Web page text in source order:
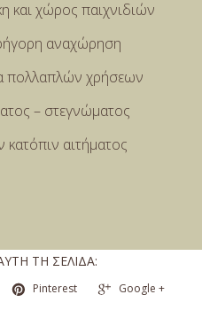
και χώρος παιχνιδιών
αναχώρηση
πολλαπλών χρήσεων
– στεγνώματος
αιτήματος
ΤΗ ΣΕΛΊΔΑ:
Pinterest
Google +